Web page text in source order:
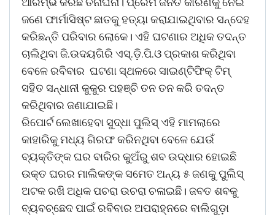
ଜଣେ ଫାର୍ମାସିଷ୍ଟ ଛାତକୁ ହତ୍ୟା କରାଯାଇଥିବାର ସନ୍ଦେହ
କରିଛନ୍ତି ପରିବାର ଲୋକେ। ଏହି ଘଟଣାର ଅଧିକ ତଦନ୍ତ
ଚାଲିଥିବା ଜି.ଉଦୟଗିରି ଏସ୍‍.ଡ଼ି.ପି.ଓ ପ୍ରକାଶ କରିଥିବା
ବେଳେ ରବିବାର ଘଟଣା ସ୍ଥଳରେ ସାଇଣ୍ଟିଫିକ୍‍ ଟିମ୍‍
ସହିତ ସନ୍ଧାନୀ କୁକୁର ପହଞ୍ଚି ତନ ତନ କରି ତଦନ୍ତ
କରିଥିବାର ଜଣାଯାଇଛି।
ରିପୋର୍ଟ ଲେଖାହେବା ସୁଦ୍ଧା ପୁଲିସ୍‍ ଏହି ମାମଲାରେ
କାହାରିକୁ ମଧ୍ୟ ଗିରଫ କରିନଥିବା ବେଳେ ଯେଉଁ
ବ୍ୟକ୍ତିଙ୍କ ଘର ବାରିର କୁଅଁରୁ ଶବ ଉଦ୍ଧାର ହୋଇଛି
ଉକ୍ତ ଘରର ମାଲିକଙ୍କ ସମେତ ଅନ୍ୟ ୫ ଜଣକୁ ପୁଲିସ୍‍
ଅଟକ ରଖି ଅଧିକ ପଚରା ଉଚରା ଚଳାଇଛି। ଜବତ ଶବକୁ
ବ୍ୟବଚ୍ଛେଦ ପାଇଁ ରବିବାର ଅପରାହ୍ନରେ ବାଲିଗୁଡ଼ା